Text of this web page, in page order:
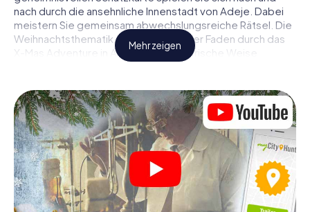
nach durch die ansehnliche Innenstadt von Adeje. Dabei
meistern Sie gemeinsam abwechslungsreiche Rätsel. Die
Weihnachtsthematik zieht sich als roter Faden durch das
X-Mas Adventure in Adeje. Auf spielerische Weise
erfahren Sie faszinierende Anekdoten rund um das
Hinweise richtig zu deuten und anderen Schatzsuchern
stets einen Schritt voraus zu sein?
Der Weihnachtsmarkt von Adeje als
Zwischenstopp
Stellen Sie ein kompetentes Team aus Freunden oder
Familienmitgliedern zusammen und begeben Sie sich
gemeinsam auf eine weihnachtliche Rätseltour durch
Mehr zeigen